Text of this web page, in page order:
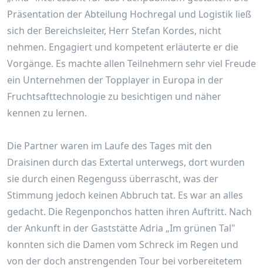
Präsentation der Abteilung Hochregal und Logistik ließ
sich der Bereichsleiter, Herr Stefan Kordes, nicht
nehmen. Engagiert und kompetent erläuterte er die
Vorgänge. Es machte allen Teilnehmern sehr viel Freude
ein Unternehmen der Topplayer in Europa in der
Fruchtsafttechnologie zu besichtigen und näher
kennen zu lernen.
Die Partner waren im Laufe des Tages mit den
Draisinen durch das Extertal unterwegs, dort wurden
sie durch einen Regenguss überrascht, was der
Stimmung jedoch keinen Abbruch tat. Es war an alles
gedacht. Die Regenponchos hatten ihren Auftritt. Nach
der Ankunft in der Gaststätte Adria „Im grünen Tal"
konnten sich die Damen vom Schreck im Regen und
von der doch anstrengenden Tour bei vorbereitetem